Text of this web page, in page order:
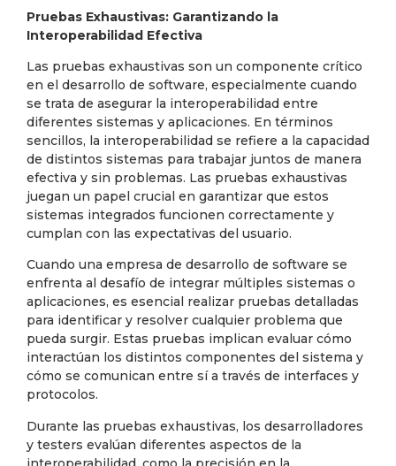
Pruebas Exhaustivas: Garantizando la
Interoperabilidad Efectiva
Las pruebas exhaustivas son un componente crítico
en el desarrollo de software, especialmente cuando
se trata de asegurar la interoperabilidad entre
diferentes sistemas y aplicaciones. En términos
sencillos, la interoperabilidad se refiere a la capacidad
de distintos sistemas para trabajar juntos de manera
efectiva y sin problemas. Las pruebas exhaustivas
juegan un papel crucial en garantizar que estos
sistemas integrados funcionen correctamente y
cumplan con las expectativas del usuario.
Cuando una empresa de desarrollo de software se
enfrenta al desafío de integrar múltiples sistemas o
aplicaciones, es esencial realizar pruebas detalladas
para identificar y resolver cualquier problema que
pueda surgir. Estas pruebas implican evaluar cómo
interactúan los distintos componentes del sistema y
cómo se comunican entre sí a través de interfaces y
protocolos.
Durante las pruebas exhaustivas, los desarrolladores
y testers evalúan diferentes aspectos de la